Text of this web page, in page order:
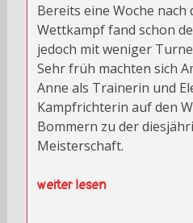
Bereits eine Woche nach
Wettkampf fand schon
jedoch mit weniger
Sehr früh machten sich
Anne als Trainerin und
Kampfrichterin auf den
Bommern zu der
Meisterschaft.
weiter lesen